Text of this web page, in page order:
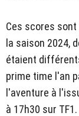
Ces scores
la saison 2024,
étaient
prime time l'an
l'aventure à
à 17h30 sur